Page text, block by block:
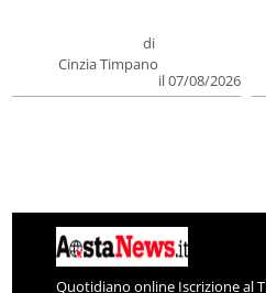
di
Cinzia Timpano
il 07/08/2026
Quotidiano online Iscrizione al